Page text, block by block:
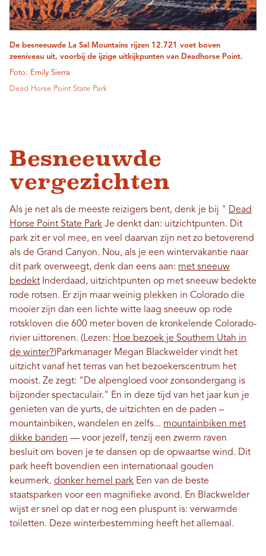
De besneeuwde La Sal Mountains rijzen 12.721 voet boven
zeeniveau uit, voorbij de ijzige uitkijkpunten van Deadhorse Point.
Foto: Emily Sierra
Dead Horse Point State Park
Besneeuwde
vergezichten
Als je net als de meeste reizigers bent, denk je bij " Dead
Horse Point State Park Je denkt dan: uitzichtpunten. Dit
park zit er vol mee, en veel daarvan zijn net zo betoverend
als de Grand Canyon. Nou, als je een wintervakantie naar
dit park overweegt, denk dan eens aan: met sneeuw
bedekt Inderdaad, uitzichtpunten op met sneeuw bedekte
rode rotsen. Er zijn maar weinig plekken in Colorado die
mooier zijn dan een lichte witte laag sneeuw op rode
rotskloven die 600 meter boven de kronkelende Colorado-
rivier uittorenen. (Lezen: Hoe bezoek je Southern Utah in
de winter?)Parkmanager Megan Blackwelder vindt het
uitzicht vanaf het terras van het bezoekerscentrum het
mooist. Ze zegt: "De alpengloed voor zonsondergang is
bijzonder spectaculair." En in deze tijd van het jaar kun je
genieten van de yurts, de uitzichten en de paden –
mountainbiken, wandelen en zelfs... mountainbiken met
dikke banden — voor jezelf, tenzij een zwerm raven
besluit om boven je te dansen op de opwaartse wind. Dit
park heeft bovendien een internationaal gouden
keurmerk. donker hemel park Een van de beste
staatsparken voor een magnifieke avond. En Blackwelder
wijst er snel op dat er nog een pluspunt is: verwarmde
toiletten. Deze winterbestemming heeft het allemaal.